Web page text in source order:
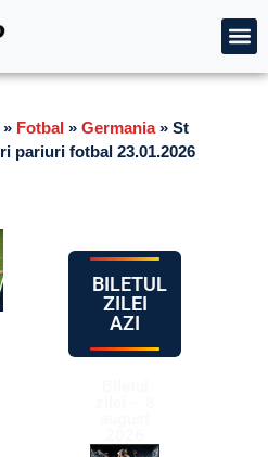
» Fotbal » Germania» St
pariuri fotbal 23.01.2026
BILETUL
ZILEI
AZI